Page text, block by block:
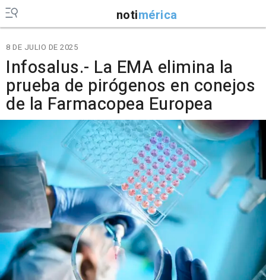
notimérica
8 DE JULIO DE 2025
Infosalus.- La EMA elimina la
prueba de pirógenos en conejos
de la Farmacopea Europea